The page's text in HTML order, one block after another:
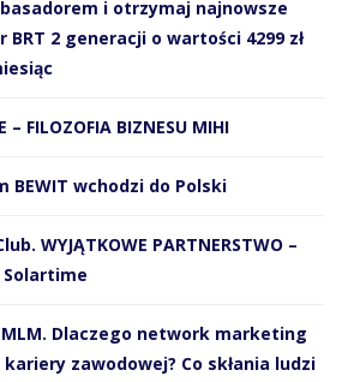
i otrzymaj najnowsze
2 generacji o wartości 4299 zł
– FILOZOFIA BIZNESU MIHI
BEWIT wchodzi do Polski
WYJĄTKOWE PARTNERSTWO –
MLM. Dlaczego network marketing
zawodowej? Co skłania ludzi